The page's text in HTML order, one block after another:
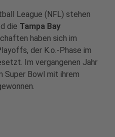
League (NFL) stehen
die Tampa Bay
haben sich im
der K.o.-Phase im
Im vergangenen Jahr
Super Bowl mit ihrem